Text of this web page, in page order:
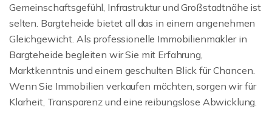
Gemeinschaftsgefühl, Infrastruktur und Großstadtnähe ist
selten. Bargteheide bietet all das in einem angenehmen
Gleichgewicht. Als professionelle Immobilienmakler in
Bargteheide begleiten wir Sie mit Erfahrung,
Marktkenntnis und einem geschulten Blick für Chancen.
Wenn Sie Immobilien verkaufen möchten, sorgen wir für
Klarheit, Transparenz und eine reibungslose Abwicklung.